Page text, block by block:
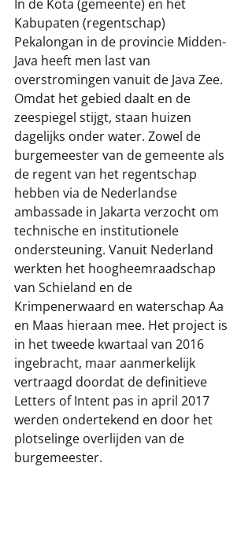
In de Kota (gemeente) en het
Kabupaten (regentschap)
Pekalongan in de provincie Midden-
Java heeft men last van
overstromingen vanuit de Java Zee.
Omdat het gebied daalt en de
zeespiegel stijgt, staan huizen
dagelijks onder water. Zowel de
burgemeester van de gemeente als
de regent van het regentschap
hebben via de Nederlandse
ambassade in Jakarta verzocht om
technische en institutionele
ondersteuning. Vanuit Nederland
werkten het hoogheemraadschap
van Schieland en de
Krimpenerwaard en waterschap Aa
en Maas hieraan mee. Het project is
in het tweede kwartaal van 2016
ingebracht, maar aanmerkelijk
vertraagd doordat de definitieve
Letters of Intent pas in april 2017
werden ondertekend en door het
plotselinge overlijden van de
burgemeester.